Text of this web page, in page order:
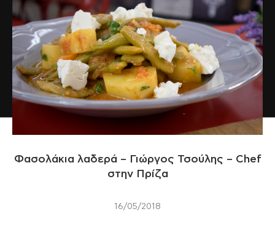
Φασολάκια λαδερά – Γιώργος Τσούλης – Chef
στην Πρίζα
16/05/2018